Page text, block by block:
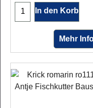
In den Korb
Mehr